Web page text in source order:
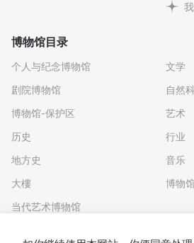
博物馆目录
个人与纪念博物馆
剧院博物馆
博物馆-保护区
历史
地方史
大樓
当代艺术博物馆
文学
自然
艺术
行业
音乐
博物